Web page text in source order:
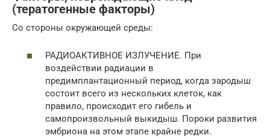
(тератогенные факторы)
Со стороны окружающей среды:
РАДИОАКТИВНОЕ ИЗЛУЧЕНИЕ. При
воздействии радиации в
предимплантационный период, когда зародыш
состоит всего из нескольких клеток, как
правило, происходит его гибель и
самопроизвольный выкидыш. Пороки развития
эмбриона на этом этапе крайне редки.